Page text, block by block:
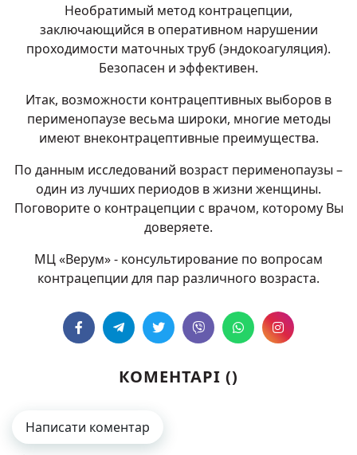
Необратимый метод контрацепции,
заключающийся в оперативном нарушении
проходимости маточных труб (эндокоагуляция).
Безопасен и эффективен.
Итак, возможности контрацептивных выборов в
перименопаузе весьма широки, многие методы
имеют внеконтрацептивные преимущества.
По данным исследований возраст перименопаузы –
один из лучших периодов в жизни женщины.
Поговорите о контрацепции с врачом, которому Вы
доверяете.
МЦ «Верум» - консультирование по вопросам
контрацепции для пар различного возраста.
КОМЕНТАРІ ()
Написати коментар